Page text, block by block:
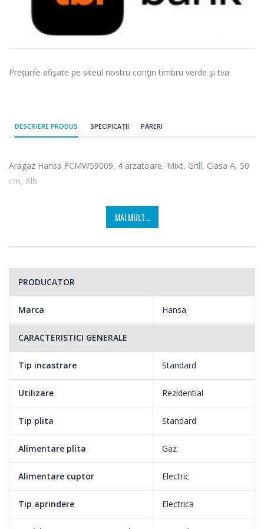
Preţurile afişate pe siteul nostru conţin timbru verde şi tva
DESCRIERE PRODUS SPECIFICAȚII PĂRERI
Aragaz Hansa FCMW59009, 4 arzatoare, Mixt, Grill, Clasa A, 50
cm, Alb
MAI MULT...
PRODUCATOR
Marca Hansa
CARACTERISTICI GENERALE
Tip incastrare Standard
Utilizare Rezidential
Tip plita Standard
Alimentare plita Gaz
Alimentare cuptor Electric
Tip aprindere Electrica